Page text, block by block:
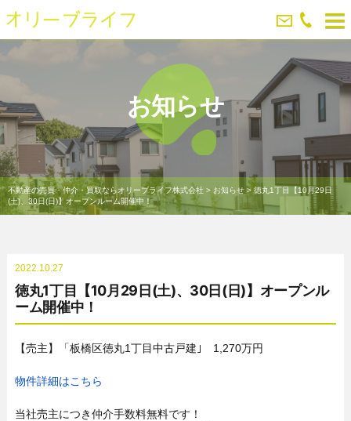
お知らせ
不動産の売買・仲介・買取ならオリーブライフ株式会社 > お知らせ>徳丸1丁目【10月29日
(土)、30日(日)】オープンルーム開催中！
2022.10.27
徳丸1丁目【10月29日(土)、30日(日)】オープンル
ーム開催中！
【売主】「板橋区徳丸1丁目中古戸建｣ 1,270万円
物件詳細はこちら
当社売主につき仲介手数料無料です！